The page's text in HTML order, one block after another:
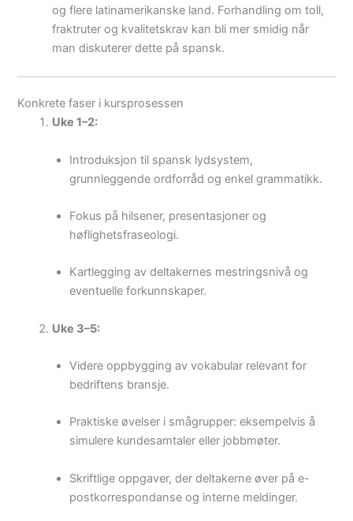
og flere latinamerikanske land. Forhandling om toll,
fraktruter og kvalitetskrav kan bli mer smidig når
man diskuterer dette på spansk.
Konkrete faser i kursprosessen
Uke 1–2:
Introduksjon til spansk lydsystem,
grunnleggende ordforråd og enkel grammatikk.
Fokus på hilsener, presentasjoner og
høflighetsfraseologi.
Kartlegging av deltakernes mestringsnivå og
eventuelle forkunnskaper.
Uke 3–5:
Videre oppbygging av vokabular relevant for
bedriftens bransje.
Praktiske øvelser i smågrupper: eksempelvis å
simulere kundesamtaler eller jobbmøter.
Skriftlige oppgaver, der deltakerne øver på e-
postkorrespondanse og interne meldinger.